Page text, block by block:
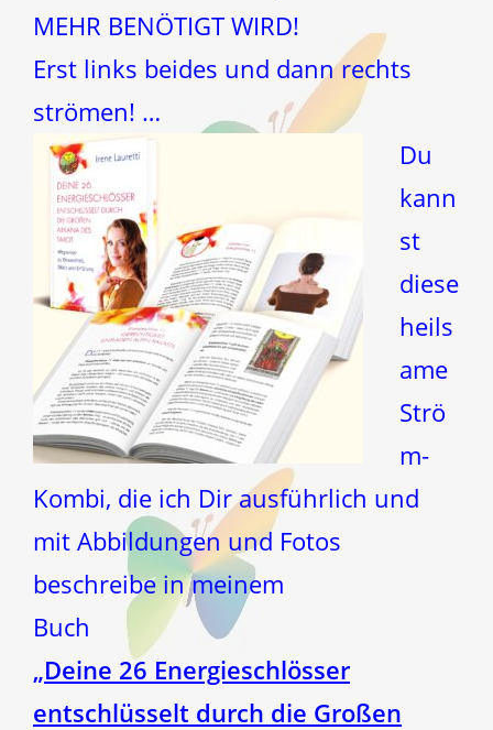
MEHR BENÖTIGT WIRD!
Erst links beides und dann rechts
strömen! …
Du
kann
st
diese
heils
ame
Strö
m-
Kombi, die ich Dir ausführlich und
mit Abbildungen und Fotos
beschreibe in meinem
Buch
„Deine 26 Energieschlösser
entschlüsselt durch die Großen